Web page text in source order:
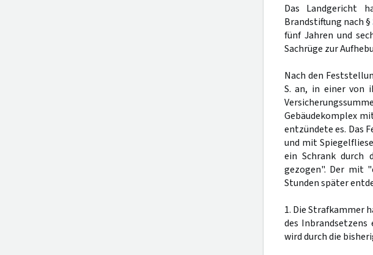
Das Landgericht
Brandstiftung nach §
fünf Jahren und
Sachrüge zur
Nach den
S. an, in einer von
Gebäudekomplex
entzündete es. Das
und mit
ein Schrank durch
gezogen". Der mit
Stunden später
1. Die Strafkammer
des Inbrandsetzens
wird durch die